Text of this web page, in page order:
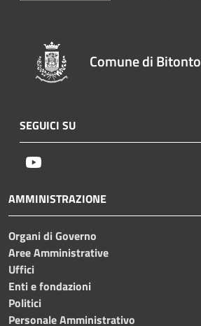
Comune di Bitonto
SEGUICI SU
AMMINISTRAZIONE
Organi di Governo
Aree Amministrative
Uffici
Enti e fondazioni
Politici
Personale Amministrativo